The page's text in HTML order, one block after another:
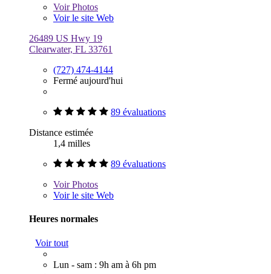
VoirPhotos
Voir le site Web
26489 US Hwy 19
Clearwater, FL 33761
(727) 474-4144
Fermé aujourd'hui
89 évaluations
Distance estimée
1,4 milles
89 évaluations
VoirPhotos
Voir le site Web
Heures normales
Voir tout
Lun - sam : 9h am à 6h pm